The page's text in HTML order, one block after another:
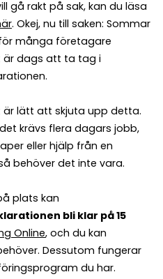
gå rakt på sak, kan du läsa
. Okej, nu till saken: Sommar
många företagare
dags att ta tag i
är lätt att skjuta upp detta.
krävs flera dagars jobb,
eller hjälp från en
behöver det inte vara.
plats kan
bli klar på 15
Online, och du kan
Dessutom fungerar
du har.